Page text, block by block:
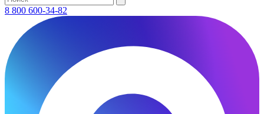
8 800 600-34-82